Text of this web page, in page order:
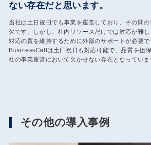
ない存在だと思います。
当社は土日祝日でも事業を運営しており、その間
欠です。しかし、社内リソースだけでは対応が難
対応の質を維持するために外部のサポートが必要で
BusinessCallは土日祝日も対応可能で、品質を担
社の事業運営において欠かせない存在となっていま
その他の導入事例